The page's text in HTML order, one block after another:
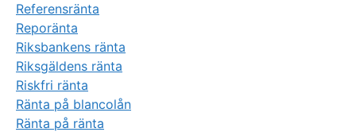
Referensränta
Reporänta
Riksbankens ränta
Riksgäldens ränta
Riskfri ränta
Ränta på blancolån
Ränta på ränta